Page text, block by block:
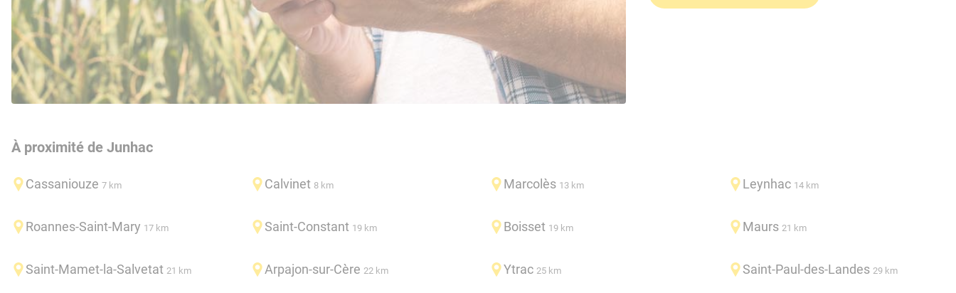
À proximité de Junhac
Cassaniouze 7 km Calvinet 8 km Marcolès 13 km Leynhac 14 km
Roannes-Saint-Mary 17 km Saint-Constant 19 km Boisset 19 km Maurs 21 km
Saint-Mamet-la-Salvetat 21 km Arpajon-sur-Cère 22 km Ytrac 25 km Saint-Paul-des-Landes 29 km